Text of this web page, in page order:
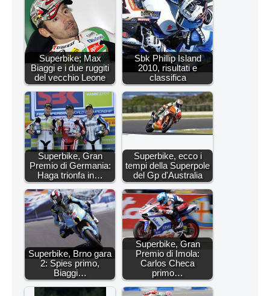
Superbike; Max
Biaggi e i due ruggiti
del vecchio Leone
Sbk Phillip Island
2010, risultati e
classifica
Superbike, Gran
Premio di Germania:
Haga trionfa in…
Superbike, ecco i
tempi della Superpole
del Gp d'Australia
Superbike, Brno gara
2: Spies primo,
Biaggi…
Superbike, Gran
Premio di Imola:
Carlos Checa
primo…